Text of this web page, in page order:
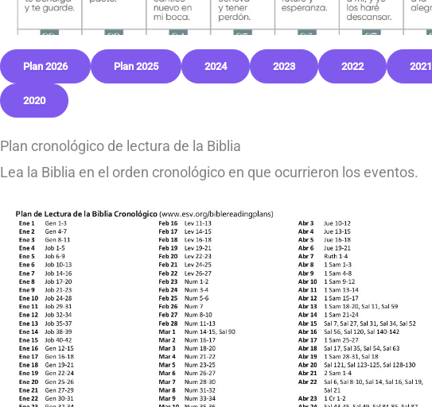
Plan 2026 Plan 2025 2024 2023 2022 2021
2020
Plan cronológico de lectura de la Biblia
Lea la Biblia en el orden cronológico en que ocurrieron los eventos.